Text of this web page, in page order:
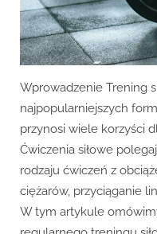
Wprowadzenie Trening
najpopularniejszych
przynosi wiele korzyści
Ćwiczenia siłowe
rodzaju ćwiczeń z
ciężarów, przyciąganie
W tym artykule